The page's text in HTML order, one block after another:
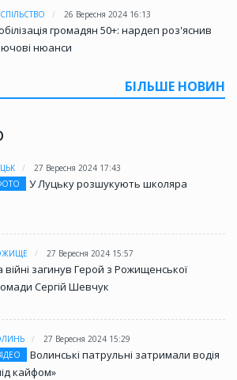
26 Вересня 2024 16:13
громадян 50+: нардеп роз'яснив
нюанси
БІЛЬШЕ НОВИН
27 Вересня 2024 17:43
У Луцьку розшукують школяра
27 Вересня 2024 15:57
війні загинув Герой з Рожищенської
Сергій Шевчук
27 Вересня 2024 15:29
Волинські патрульні затримали водія
кайфом»